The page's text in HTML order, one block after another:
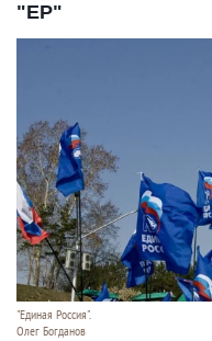
"ЕР"
"Единая Россия".
Олег Богданов